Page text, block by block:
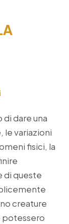
di dare una
le variazioni
fisici, la
di queste
creature
potessero